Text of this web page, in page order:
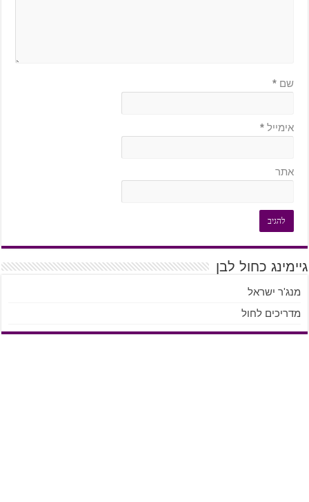
שם *
אימייל *
אתר
גיימינג כחול לבן
מנג'ר ישראל
מדריכים לחול